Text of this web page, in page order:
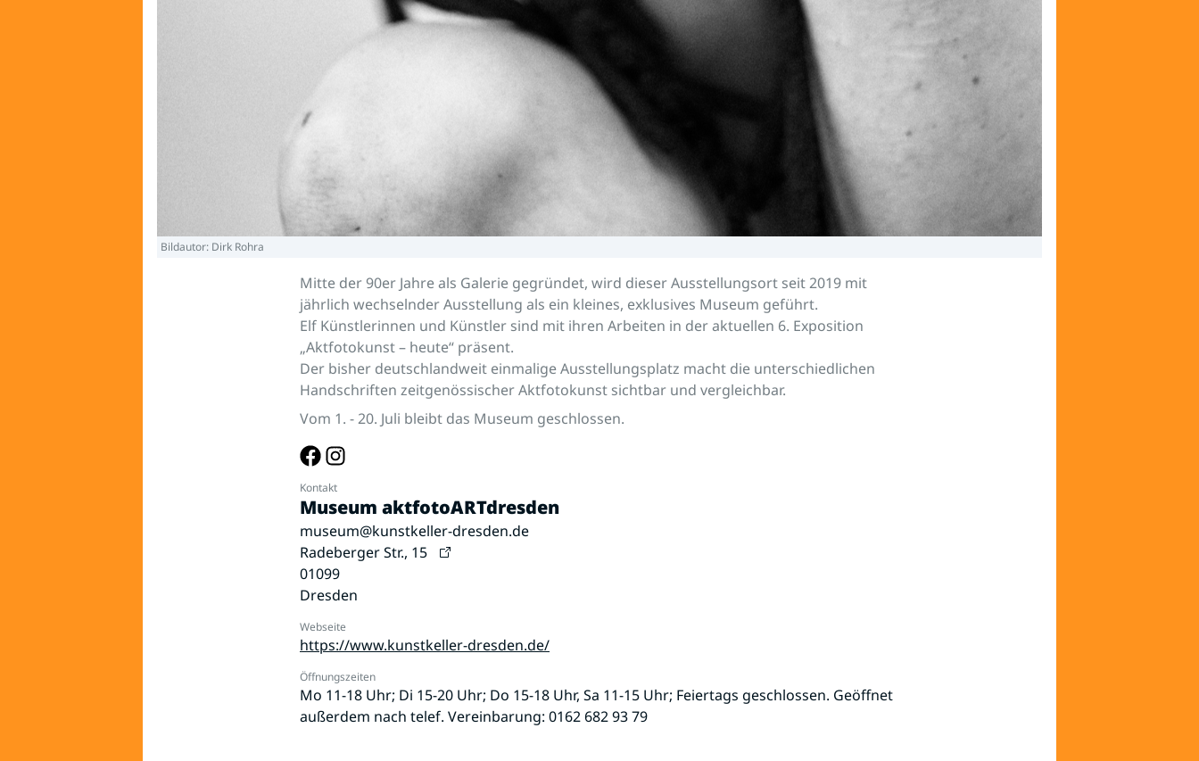
Bildautor: Dirk Rohra
Mitte der 90er Jahre als Galerie gegründet, wird dieser Ausstellungsort seit 2019 mit
jährlich wechselnder Ausstellung als ein kleines, exklusives Museum geführt.
Elf Künstlerinnen und Künstler sind mit ihren Arbeiten in der aktuellen 6. Exposition
„Aktfotokunst – heute“ präsent.
Der bisher deutschlandweit einmalige Ausstellungsplatz macht die unterschiedlichen
Handschriften zeitgenössischer Aktfotokunst sichtbar und vergleichbar.
Vom 1. - 20. Juli bleibt das Museum geschlossen.
Kontakt
Museum aktfotoARTdresden
museum@kunstkeller-dresden.de
Radeberger Str., 15
01099
Dresden
Webseite
https://www.kunstkeller-dresden.de/
Öffnungszeiten
Mo 11-18 Uhr; Di 15-20 Uhr; Do 15-18 Uhr, Sa 11-15 Uhr; Feiertags geschlossen. Geöffnet
außerdem nach telef. Vereinbarung: 0162 682 93 79